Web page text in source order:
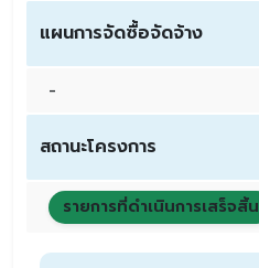
แผนการจัดซื้อจัดจ้าง
-
สถานะโครงการ
รายการที่ดำเนินการเสร็จสิ้น